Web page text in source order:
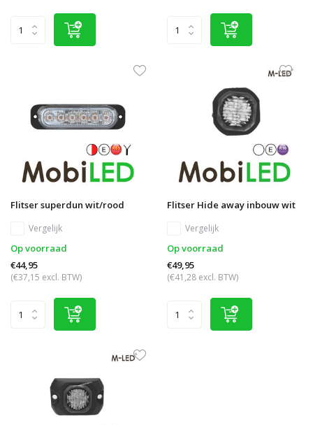
Flitser superdun wit/rood
Vergelijk
Op voorraad
€44,95
(€37,15 excl. BTW)
Flitser Hide away inbouw wit
Vergelijk
Op voorraad
€49,95
(€41,28 excl. BTW)